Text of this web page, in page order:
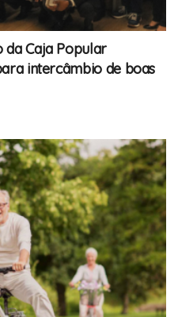
da Caja Popular
intercâmbio de boas